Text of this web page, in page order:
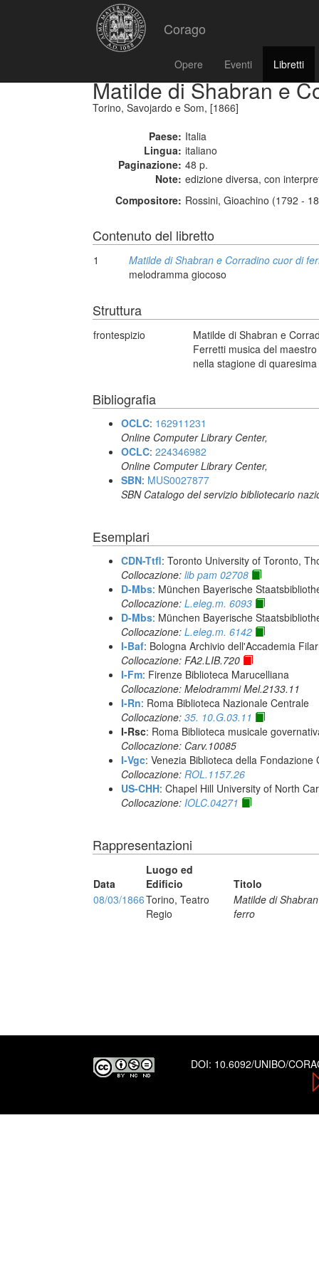
Corago
Opere Eventi Libretti
Matilde di Shabran e
Torino, Savojardo e Som, [1866]
Paese: Italia
Lingua: italiano
Paginazione: 48 p.
Note: edizione diversa, con
Compositore: Rossini, Gioachino (1792 -
Contenuto del libretto
1
Matilde di Shabran e Corradino cuor di
melodramma giocoso
Struttura
frontespizio
Matilde di Shabran e
Ferretti musica del
nella stagione di
Bibliografia
OCLC: 162911231
Online Computer Library Center,
OCLC: 224346982
Online Computer Library Center,
SBN: MUS0027877
SBN Catalogo del servizio bibliotecario
Esemplari
CDN-Ttfl: Toronto University of Toronto,
Collocazione: lib pam 02708
D-Mbs: München Bayerische
Collocazione: L.eleg.m. 6093
D-Mbs: München Bayerische
Collocazione: L.eleg.m. 6142
I-Baf: Bologna Archivio dell'Accademia
Collocazione: FA2.LIB.720
I-Fm: Firenze Biblioteca Marucelliana
Collocazione: Melodrammi Mel.2133.11
I-Rn: Roma Biblioteca Nazionale Centrale
Collocazione: 35. 10.G.03.11
I-Rsc: Roma Biblioteca musicale
Collocazione: Carv.10085
I-Vgc: Venezia Biblioteca della Fondazione
Collocazione: ROL.1157.26
US-CHH: Chapel Hill University of North
Collocazione: IOLC.04271
Rappresentazioni
Data
Luogo ed
Edificio
Titolo
08/03/1866Torino, Teatro
Regio
Matilde di
ferro
DOI: 10.6092/UNIBO/